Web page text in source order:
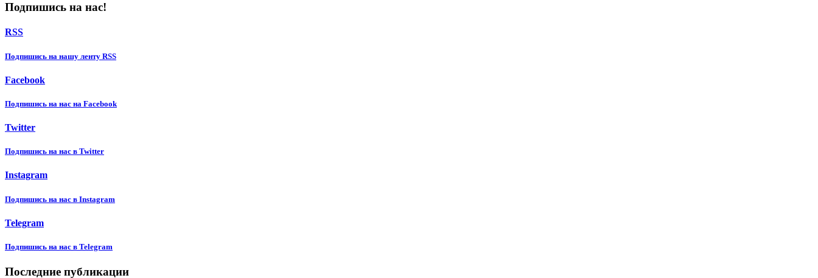
Подпишись на нас!
RSS
Подпишиcь на нашу ленту RSS
Facebook
Подпишиcь на нас на Facebook
Twitter
Подпишиcь на нас в Twitter
Instagram
Подпишиcь на нас в Instagram
Telegram
Подпишиcь на нас в Telegram
Последние публикации